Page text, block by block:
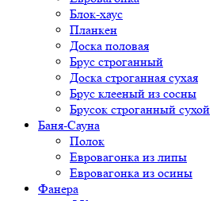
Блок-хаус
Планкен
Доска половая
Брус строганный
Доска строганная сухая
Брус клееный из сосны
Брусок строганный сухой
Баня-Сауна
Полок
Евровагонка из липы
Евровагонка из осины
Фанера